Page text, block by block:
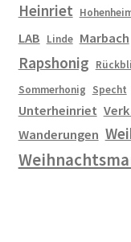
Heinriet
LAB Linde Marbach
Rapshonig
Sommerhonig Specht
Unterheinriet
Wanderungen